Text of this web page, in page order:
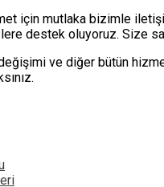
için mutlaka bizimle
destek oluyoruz. Size
değişimi ve diğer bütün